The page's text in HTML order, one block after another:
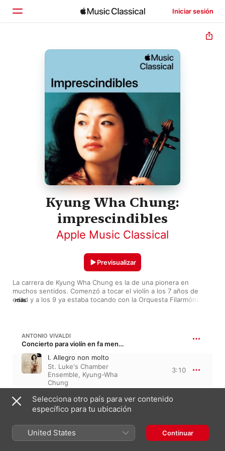
Iniciar sesión
Inicio
Buscar
Kyung Wha Chung:
imprescindibles
Apple Music Classical
La carrera de Kyung Wha Chung es la de una pionera en
muchos sentidos. Comenzó a tocar el violín a los 7 años de
edad y a los 9 ya estaba tocando con la Orquesta Filarmónica
musicalidad rigurosa y un temperamento apasionado. Ni la
lesión que la apartó unos años de la escena pública ha podido
majestuosas piezas muestran el porqué de su exitosa
trayectoria.
más
Previsualizar
ANTONIO VIVALDI
Concierto para violín en fa menor, Op. 8/4, RV 297 · “Invierno de Las Cuatro Estaciones”
I. Allegro non molto
St. Luke's Chamber
Ensemble, Kyung-Wha
Chung
3:10
FELIX MENDELSSOHN
Concierto para violín en mi menor, Op. 64
I. Allegro molto
appassionato
Kyung-Wha Chung,
Selecciona otro país para ver contenido
específico para tu ubicación
United States Continuar